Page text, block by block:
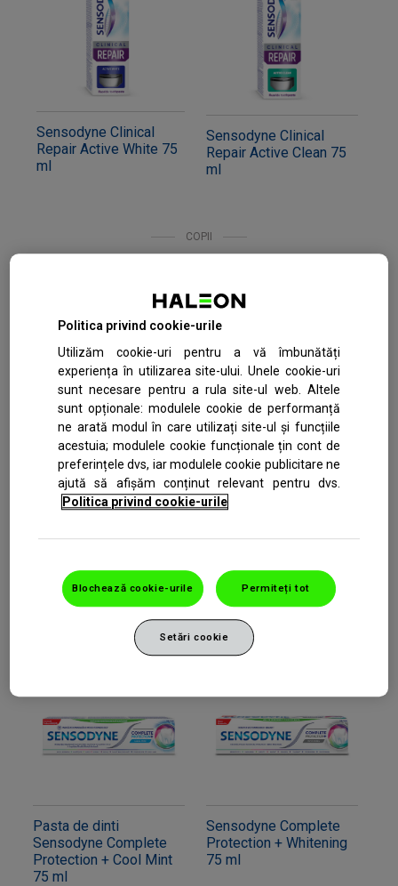
Sensodyne Clinical
Repair Active White 75
ml
Sensodyne Clinical
Repair Active Clean 75
ml
COPII
Sensodyne Kids 0-6 ani
50 ml
Sensodyne Junior 6-12
ani 50 ml
ÎNGRIJIRE ORALĂ ZILNICĂ EXTINSĂ
Pasta de dinti
Sensodyne Complete
Protection + Cool Mint
75 ml
Sensodyne Complete
Protection + Whitening
75 ml
Politica privind cookie-urile
Utilizăm cookie-uri pentru a vă îmbunătăți
experiența în utilizarea site-ului. Unele cookie-uri
sunt necesare pentru a rula site-ul web. Altele
sunt opționale: modulele cookie de performanță
ne arată modul în care utilizați site-ul și funcțiile
acestuia; modulele cookie funcționale țin cont de
preferințele dvs, iar modulele cookie publicitare ne
ajută să afișăm conținut relevant pentru dvs.
Politica privind cookie-urile
Blochează cookie-urile Permiteți tot
Setări cookie